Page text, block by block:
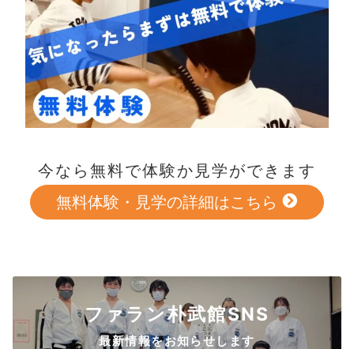
今なら無料で体験か見学ができます
無料体験・見学の詳細はこちら
ファラン朴武館SNS
最新情報をお知らせします